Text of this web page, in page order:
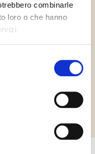
combinarle
loro o che hanno